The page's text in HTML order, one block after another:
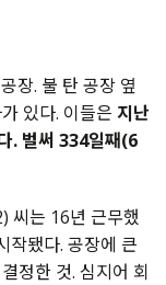
장. 불 탄 공장 옆
있다. 이들은 지난
. 벌써 334일째(6
씨는 16년 근무했
작됐다. 공장에 큰
정한 것. 심지어 회